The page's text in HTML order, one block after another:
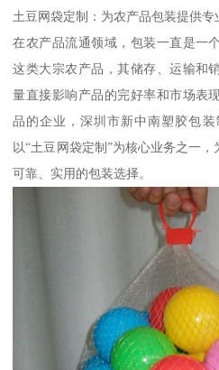
土豆网袋定制：为农产品包装提供专
在农产品流通领域，包装一直是一
这类大宗农产品，其储存、运输和
量直接影响产品的完好率和市场表
品的企业，深圳市新中南塑胶包装
以“土豆网袋定制”为核心业务之一
可靠、实用的包装选择。